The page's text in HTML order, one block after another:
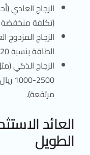
(تكلفة
الطاقة بنسبة 20-40%).
مرتفعة).
العائد
الطويل